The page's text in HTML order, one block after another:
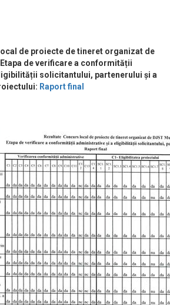
de proiecte de tineret organizat de
de verificare a conformității
solicitantului, partenerului și a
Raport final